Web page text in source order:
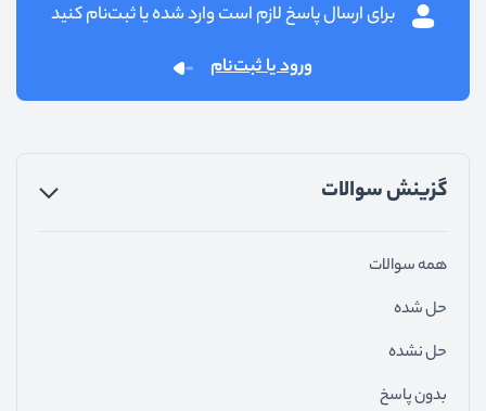
گزینش سوالات
همه سوالات
حل شده
حل نشده
بدون پاسخ
برای ارسال پاسخ لازم است وارد شده یا ثبت‌نام کنید
ورود یا ثبت‌نام